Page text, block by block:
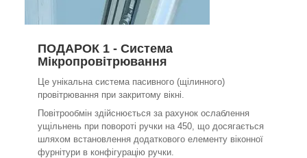
ПОДАРОК 1 - Система
Мікропровітрювання
Це унікальна система пасивного (щілинного)
провітрювання при закритому вікні.
Повітрообмін здійснюється за рахунок ослаблення
ущільнень при повороті ручки на 450 , що досягається
шляхом встановлення додаткового елементу віконної
фурнітури в конфігурацію ручки.